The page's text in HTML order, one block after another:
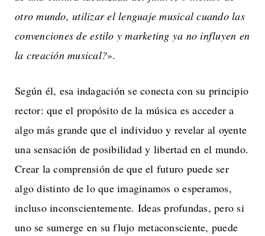
otro mundo, utilizar el lenguaje musical cuando las
convenciones de estilo y marketing ya no influyen en
la creación musical?».
Según él, esa indagación se conecta con su principio
rector: que el propósito de la música es acceder a
algo más grande que el individuo y revelar al oyente
una sensación de posibilidad y libertad en el mundo.
Crear la comprensión de que el futuro puede ser
algo distinto de lo que imaginamos o esperamos,
incluso inconscientemente. Ideas profundas, pero si
uno se sumerge en su flujo metaconsciente, puede